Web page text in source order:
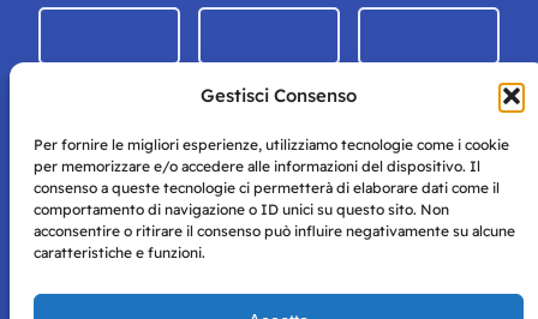
Gestisci Consenso
Per fornire le migliori esperienze, utilizziamo tecnologie come i cookie
per memorizzare e/o accedere alle informazioni del dispositivo. Il
consenso a queste tecnologie ci permetterà di elaborare dati come il
comportamento di navigazione o ID unici su questo sito. Non
acconsentire o ritirare il consenso può influire negativamente su alcune
caratteristiche e funzioni.
Storie di Napoli è una testata registrata presso il tribunale di